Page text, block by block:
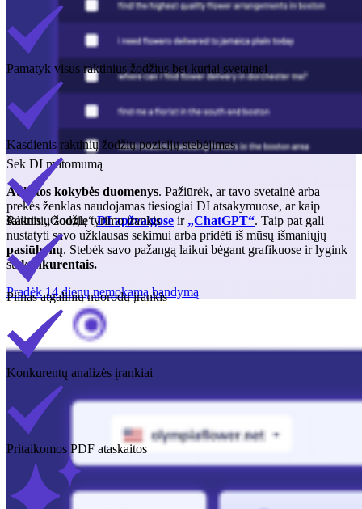
Sek DI matomumą
Aukštos kokybės duomenys. Pažiūrėk, ar tavo svetainė arba
prekės ženklas naudojamas tiesiogiai DI atsakymuose, ar kaip
šaltinis „Google“DI apžvalgose ir „ChatGPT“. Taip pat gali
nustatyti savo užklausas sekimui arba pridėti iš mūsų išmaniųjų
pasiūlymų. Stebėk savo pažangą laikui bėgant grafikuose ir lygink
sukonkurentais.
Pradėk 14 dienų nemokamą bandymą
Pamatyk visus raktinius žodžius bet kuriai svetainei
Kasdienis raktinių žodžių pozicijų stebėjimas
Raktinių žodžių tyrimo įrankis
Pilnas atgalinių nuorodų įrankis
Konkurentų analizės įrankiai
Pritaikomos PDF ataskaitos